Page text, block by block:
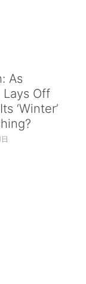
As
Off
‘Winter’